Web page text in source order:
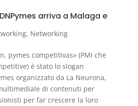
arriva a Malaga e
, Networking
pymes competitivas» (PMI che
è stato lo slogan
organizzato da La Neurona,
di contenuti per
per far crescere la loro